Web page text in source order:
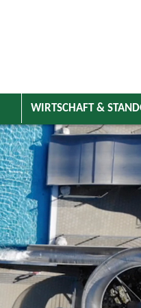
WIRTSCHAFT &